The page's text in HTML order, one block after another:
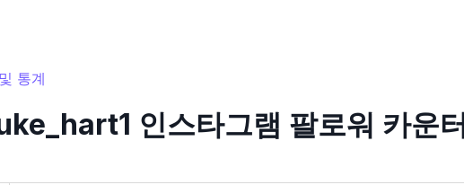
통계
인스타그램 팔로워 카운